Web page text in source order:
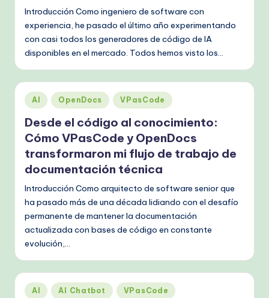
Introducción Como ingeniero de software con
experiencia, he pasado el último año experimentando
con casi todos los generadores de código de IA
disponibles en el mercado. Todos hemos visto los…
Publicado
en
AI OpenDocs VPasCode
Desde el código al conocimiento:
Cómo VPasCode y OpenDocs
transformaron mi flujo de trabajo de
documentación técnica
Introducción Como arquitecto de software senior que
ha pasado más de una década lidiando con el desafío
permanente de mantener la documentación
actualizada con bases de código en constante
evolución,…
Publicado
AI AI Chatbot VPasCode